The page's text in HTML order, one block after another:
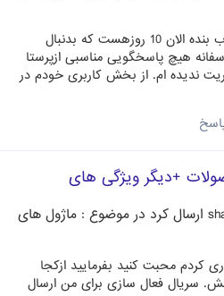
با سلام وخسته نباشید عالیجناب بنده الان 10 روزهست که بدنبال
هیچ پاسخگویی مناسبی ازپرستا
ندیده ام. از بخش کاربری خودم در
+دیگر ویژگی های
ارسال کرد در موضوع : ماژول های
کردم محبت کنید بفرمایید ازکجا
سریال فعال سازی برای من ارسال